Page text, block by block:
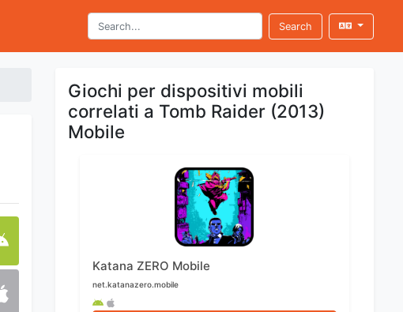
Search
Giochi per dispositivi mobili
correlati a Tomb Raider (2013)
Mobile
Katana ZERO Mobile
net.katanazero.mobile